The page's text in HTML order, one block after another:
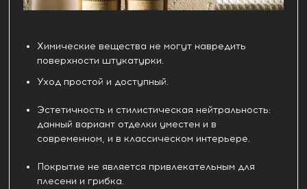
Химические вещества не могут навредить
поверхности штукатурки.
Уход простой и доступный.
Эстетичность и стилистическая нейтральность:
данный вариант отделки уместен и в
современном, и в классическом интерьере.
Покрытие не является привлекательным для
плесени и грибка.